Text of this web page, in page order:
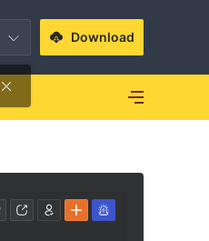
Download